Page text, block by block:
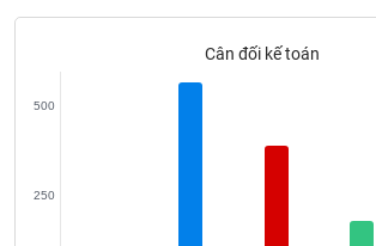
Cân đối kế toán
250
500
Người nội bộ Người liên quan